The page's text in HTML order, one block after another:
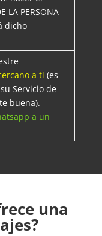
LA PERSONA
dicho
a ti (es
Servicio de
buena).
a un
una